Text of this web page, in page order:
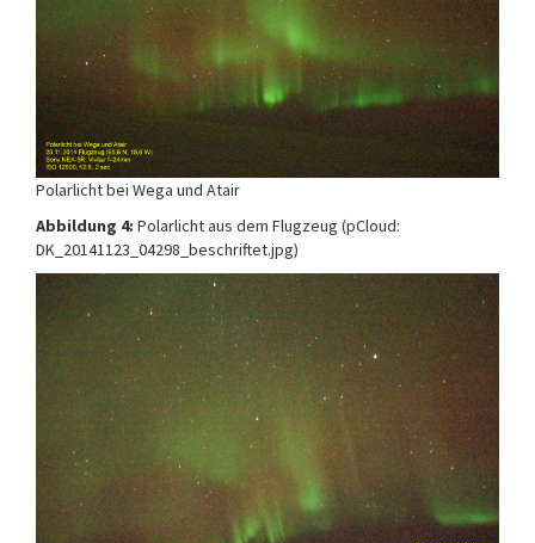
Polarlicht bei Wega und Atair
Abbildung 4: Polarlicht aus dem Flugzeug (pCloud:
DK_20141123_04298_beschriftet.jpg)